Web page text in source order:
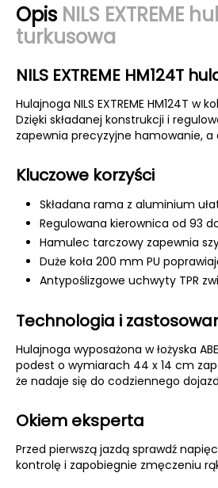
Opis NILS
turkusowa
NILS EXTREME
Hulajnoga NILS EXTREME HM124T
Dzięki składanej konstrukcji i
zapewnia precyzyjne hamowanie,
Kluczowe korzyści
Składana rama z aluminium
Regulowana kierownica od 93
Hamulec tarczowy zapewnia
Duże koła 200 mm PU
Antypoślizgowe uchwyty TPR
Technologia i
Hulajnoga wyposażona w łożyska
podest o wymiarach 44 x 14 cm
że nadaje się do codziennego
Okiem eksperta
Przed pierwszą jazdą sprawdź
kontrolę i zapobiegnie zmęczeniu